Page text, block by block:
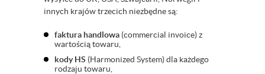
innych krajów trzecich niezbędne są:
faktura handlowa (commercial invoice) z
wartością towaru,
kody HS (Harmonized System) dla każdego
rodzaju towaru,